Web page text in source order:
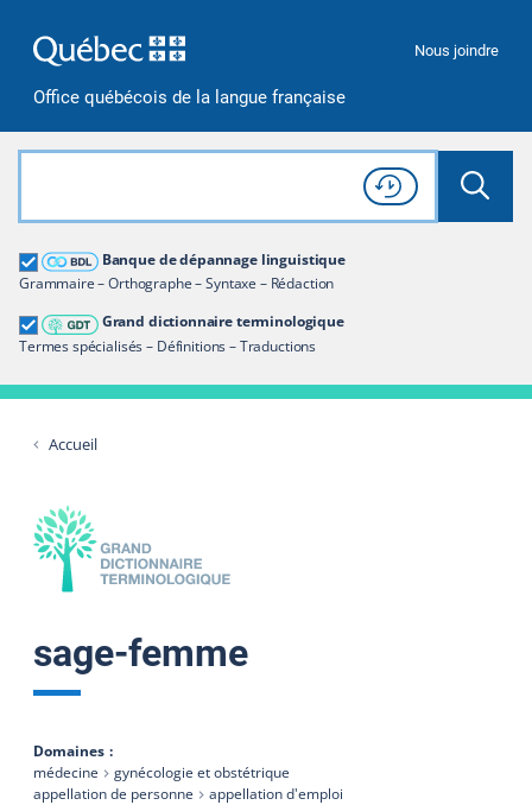
Office québécois de la langue française
Nous joindre
Rechercher dans tout le site
Lancer
Consulter l'
Historique
de recherche
Banque de dépannage linguistique
Grammaire – Orthographe – Syntaxe – Rédaction
Grand dictionnaire terminologique
Termes spécialisés – Définitions – Traductions
Grand dictionnaire terminologique
Restreindre aux termes
Accueil
sage-femme
Domaines
médecine
gynécologie et obstétrique
appellation de personne
appellation d'emploi